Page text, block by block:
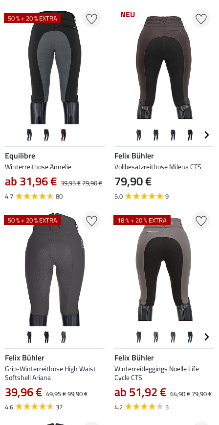
50 % + 20 % EXTRA
Equilibre
Winterreithose Annelie
ab 31,96 € 39,95 €79,90 €
4.7
80
NEU
Felix Bühler
Vollbesatzreithose Milena CTS
79,90 €
5.0 9
50 % + 20 % EXTRA
Felix Bühler
Grip-Winterreithose High Waist
Softshell Ariana
39,96 € 49,95 €99,90 €
4.6
37
18 % + 20 % EXTRA
Felix Bühler
Winterreitleggings Noelle Life
Cycle CTS
ab 51,92 € 64,90 €79,90 €
4.2
5